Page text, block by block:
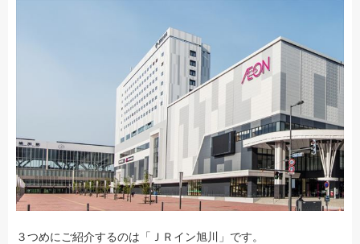
３つめにご紹介するのは「ＪＲイン旭川」です。